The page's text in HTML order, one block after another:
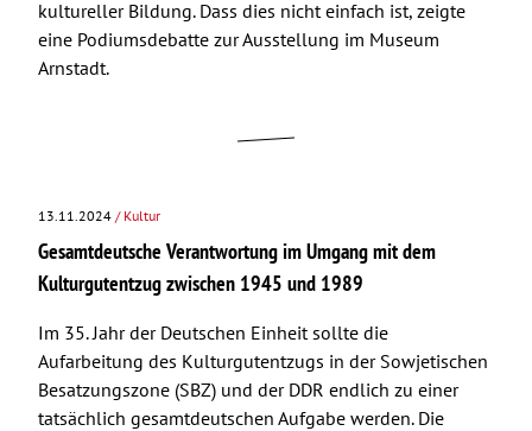
kultureller Bildung. Dass dies nicht einfach ist, zeigte
eine Podiumsdebatte zur Ausstellung im Museum
Arnstadt.
13.11.2024 / Kultur
Gesamtdeutsche Verantwortung im Umgang mit dem
Kulturgutentzug zwischen 1945 und 1989
Im 35. Jahr der Deutschen Einheit sollte die
Aufarbeitung des Kulturgutentzugs in der Sowjetischen
Besatzungszone (SBZ) und der DDR endlich zu einer
tatsächlich gesamtdeutschen Aufgabe werden. Die